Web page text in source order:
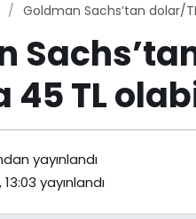
Goldman Sachs’tan dolar/
45 TL
yayınlandı
yayınlandı